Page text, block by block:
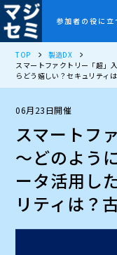
参加者の役に
TOP
製造DX
スマートファクトリー「超」
らどう嬉しい？セキュリティ
06月23日開催
スマートフ
～どのよう
ータ活用し
リティは？